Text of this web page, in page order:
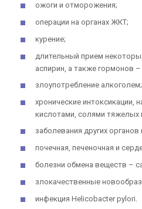
ожоги и отморожения;
операции на органах ЖКТ;
курение;
длительный прием
аспирин, а также гормонов
злоупотребление алкоголем;
хронические интоксикации,
кислотами, солями тяжелых
заболевания других
почечная, печеночная и
болезни обмена веществ –
злокачественные
инфекция Helicobacter pylori.